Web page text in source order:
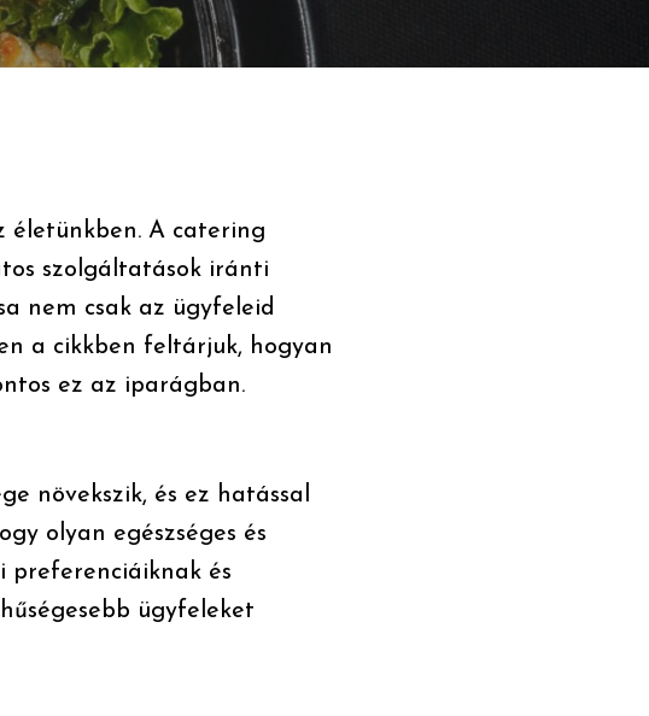
életünkben. A catering
szolgáltatások iránti
nem csak az ügyfeleid
a cikkben feltárjuk, hogyan
ez az iparágban.
növekszik, és ez hatással
olyan egészséges és
preferenciáiknak és
ügyfeleket